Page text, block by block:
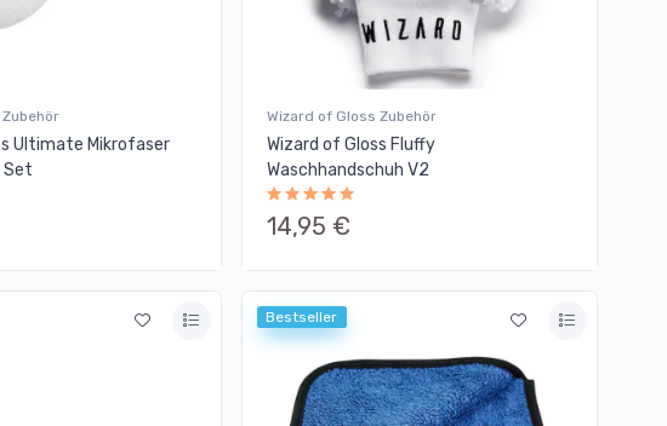
Ultimate Mikrofaser
Set
Wizard of Gloss Zubehör
Wizard of Gloss Fluffy
Waschhandschuh V2
14,95 €
Bestseller